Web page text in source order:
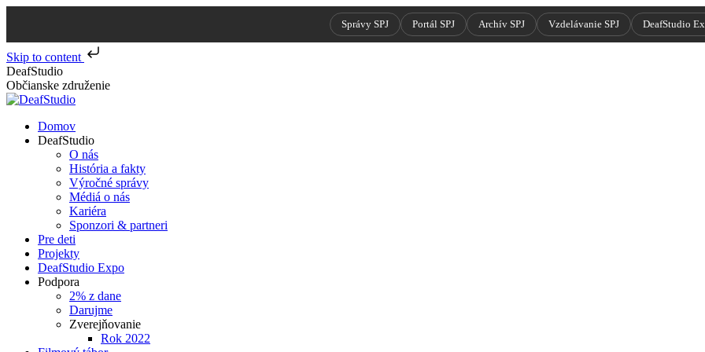
Správy SPJ Portál SPJ Archív SPJ Vzdelávanie SPJ DeafStudio
Skip to content
Skip
to
content
DeafStudio
Občianske združenie
Domov
DeafStudio
O nás
História a fakty
Výročné správy
Médiá o nás
Kariéra
Sponzori & partneri
Pre deti
Projekty
DeafStudio Expo
Podpora
2% z dane
Darujme
Zverejňovanie
Rok 2022